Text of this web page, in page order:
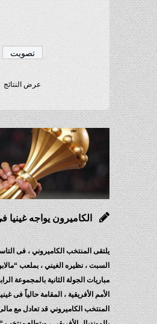
عرض النتائج
الكاميرون يواجه غينيا
يلتقى المنتخب الكاميروني ، فى
السبت ، نظيره الغيني ، بملعب
مباريات الجولة الثانية بالمجموعة
الأمم الأفريقية ، المقامة حالياً فى
المنتخب الكاميروني قد تعادل مع